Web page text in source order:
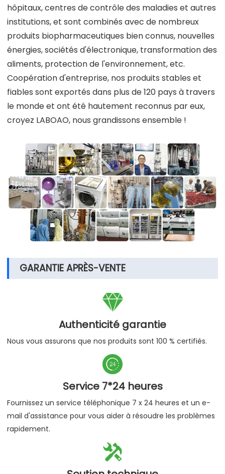
hôpitaux, centres de contrôle des maladies et autres
institutions, et sont combinés avec de nombreux
produits biopharmaceutiques bien connus, nouvelles
énergies, sociétés d'électronique, transformation des
aliments, protection de l'environnement, etc.
Coopération d'entreprise, nos produits stables et
fiables sont exportés dans plus de 120 pays à travers
le monde et ont été hautement reconnus par eux,
croyez LABOAO, nous grandissons ensemble !
GARANTIE APRÈS-VENTE

Authenticité garantie
Nous vous assurons que nos produits sont 100 % certifiés.

Service 7*24 heures
Fournissez un service téléphonique 7 x 24 heures et un e-
mail d'assistance pour vous aider à résoudre les problèmes
rapidement.
